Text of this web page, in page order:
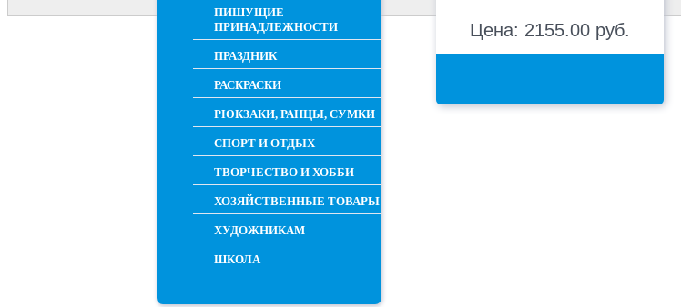
ПИШУЩИЕ
ПРИНАДЛЕЖНОСТИ
ПРАЗДНИК
РАСКРАСКИ
РЮКЗАКИ, РАНЦЫ, СУМКИ
СПОРТ И ОТДЫХ
ТВОРЧЕСТВО И ХОББИ
ХОЗЯЙСТВЕННЫЕ ТОВАРЫ
ХУДОЖНИКАМ
ШКОЛА
Цена: 2155.00 руб.